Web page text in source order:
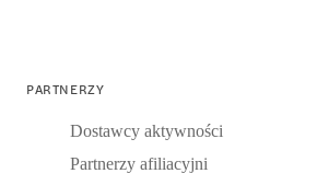
PARTNERZY
Dostawcy aktywności
Partnerzy afiliacyjni